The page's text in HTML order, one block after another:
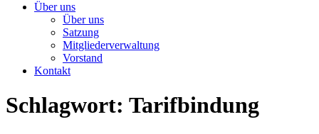
Über uns
Über uns
Satzung
Mitgliederverwaltung
Vorstand
Kontakt
Schlagwort: Tarifbindung